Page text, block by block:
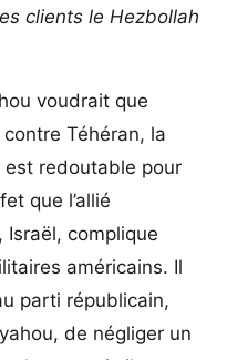
clients le Hezbollah
voudrait que
Téhéran, la
redoutable pour
que l’allié
complique
américains. Il
parti républicain,
de négliger un